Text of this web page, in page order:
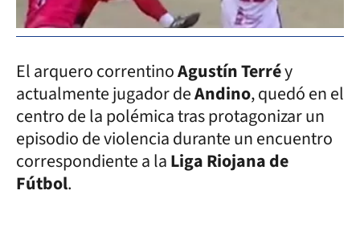
El arquero correntinoAgustín Terréy
actualmente jugador deAndino, quedó en el
centro de la polémica tras protagonizar un
episodio de violencia durante un encuentro
correspondiente a laLiga Riojana de
Fútbol.